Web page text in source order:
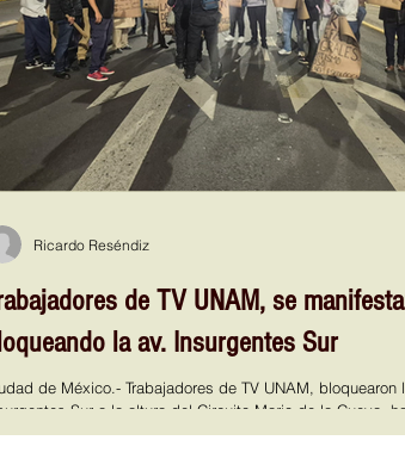
de TV UNAM, se
la av. Insurgentes Sur
de México.- Trabajadores de TV UNAM, bloquearon
Sur a la altura del Circuito Mario de la Cueva,
de presión para que sea destituido el Director y la
Ricardo Reséndiz